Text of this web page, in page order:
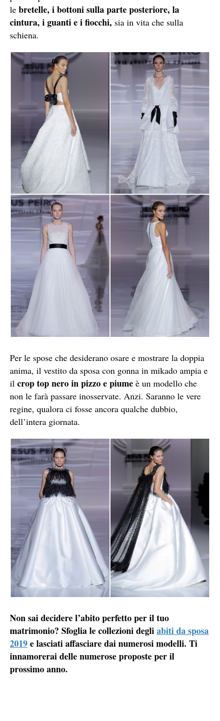
le bretelle, i bottoni sulla parte posteriore, la
cintura, i guanti e i fiocchi, sia in vita che sulla
schiena.
Per le spose che desiderano osare e mostrare la doppia
anima, il vestito da sposa con gonna in mikado ampia e
il crop top nero in pizzo e piume è un modello che
non le farà passare inosservate. Anzi. Saranno le vere
regine, qualora ci fosse ancora qualche dubbio,
dell’intera giornata.
Non sai decidere l’abito perfetto per il tuo
matrimonio? Sfoglia le collezioni degliabiti da sposa
2019e lasciati affasciare dai numerosi modelli. Ti
innamorerai delle numerose proposte per il
prossimo anno.